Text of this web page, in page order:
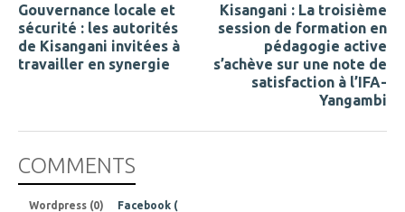
Gouvernance locale et
sécurité : les autorités
de Kisangani invitées à
travailler en synergie
Kisangani : La troisième
session de formation en
pédagogie active
s’achève sur une note de
satisfaction à l’IFA-
Yangambi
COMMENTS
Wordpress (0) Facebook (